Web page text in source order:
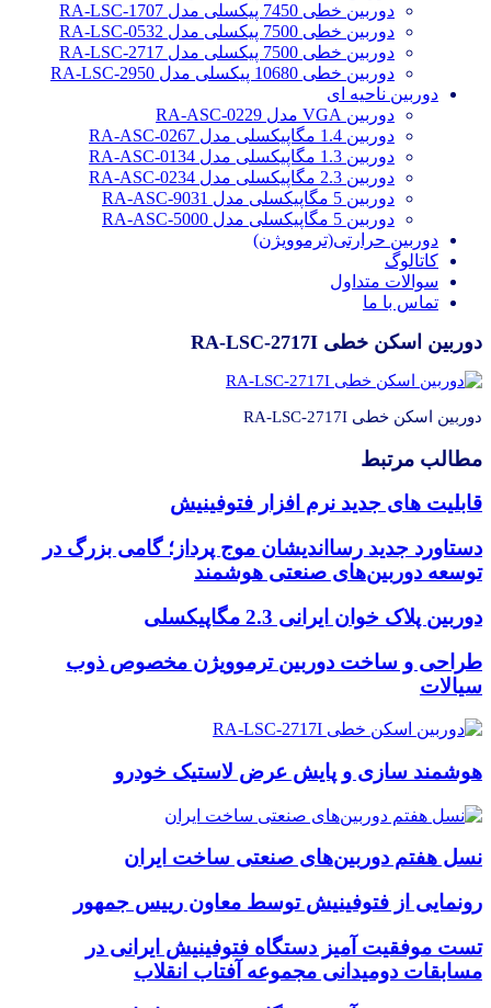
دوربین خطی 7450 پیکسلی مدل RA-LSC-1707
دوربین خطی 7500 پیکسلی مدل RA-LSC-0532
دوربین خطی 7500 پیکسلی مدل RA-LSC-2717
دوربین خطی 10680 پیکسلی مدل RA-LSC-2950
دوربین ناحیه ای
دوربین VGA مدل RA-ASC-0229
دوربین 1.4 مگاپیکسلی مدل RA-ASC-0267
دوربین 1.3 مگاپیکسلی مدل RA-ASC-0134
دوربین 2.3 مگاپیکسلی مدل RA-ASC-0234
دوربین 5 مگاپیکسلی مدل RA-ASC-9031
دوربین 5 مگاپیکسلی مدل RA-ASC-5000
دوربین حرارتی(ترموویژن)
کاتالوگ
سوالات متداول
تماس با ما
دوربین اسکن خطی RA-LSC-2717I
دوربین اسکن خطی RA-LSC-2717I
مطالب مرتبط
قابلیت های جدید نرم افزار فتوفینیش
دستاورد جدید رسااندیشان موج پرداز؛ گامی بزرگ در
توسعه دوربین‌های صنعتی هوشمند
دوربین پلاک خوان ایرانی 2.3 مگاپیکسلی
طراحی و ساخت دوربین ترموویژن مخصوص ذوب
سیالات
هوشمند سازی و پایش عرض لاستیک خودرو
نسل هفتم دوربین‌های صنعتی ساخت ایران
رونمایی از فتوفینیش توسط معاون رییس جمهور
تست موفقیت آمیز دستگاه فتوفینیش ایرانی در
مسابقات دومیدانی مجموعه آفتاب انقلاب